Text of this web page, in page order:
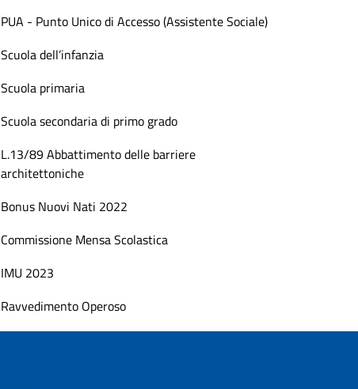
PUA - Punto Unico di Accesso (Assistente Sociale)
Scuola dell’infanzia
Scuola primaria
Scuola secondaria di primo grado
L.13/89 Abbattimento delle barriere
architettoniche
Bonus Nuovi Nati 2022
Commissione Mensa Scolastica
IMU 2023
Ravvedimento Operoso